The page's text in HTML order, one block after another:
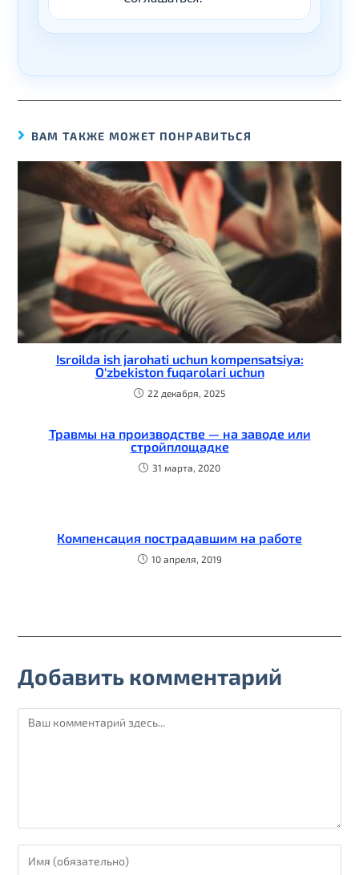
ВАМ ТАКЖЕ МОЖЕТ ПОНРАВИТЬСЯ
Isroilda ish jarohati uchun kompensatsiya:
O‘zbekiston fuqarolari uchun
22 декабря, 2025
Травмы на производстве — на заводе или
стройплощадке
31 марта, 2020
Компенсация пострадавшим на работе
10 апреля, 2019
Добавить комментарий